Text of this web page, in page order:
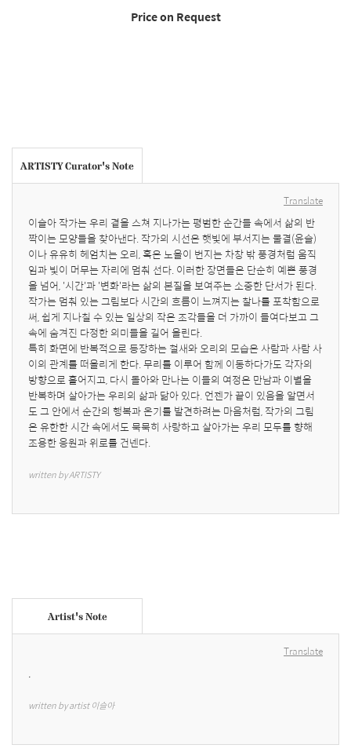
Price on Request
ARTISTY Curator's Note
Translate
이슬아 작가는 우리 곁을 스쳐 지나가는 평범한 순간들 속에서 삶의 반
짝이는 모양들을 찾아낸다. 작가의 시선은 햇빛에 부서지는 물결(윤슬)
이나 유유히 헤엄치는 오리, 혹은 노을이 번지는 차창 밖 풍경처럼 움직
임과 빛이 머무는 자리에 멈춰 선다. 이러한 장면들은 단순히 예쁜 풍경
을 넘어, '시간'과 '변화'라는 삶의 본질을 보여주는 소중한 단서가 된다.
작가는 멈춰 있는 그림보다 시간의 흐름이 느껴지는 찰나를 포착함으로
써, 쉽게 지나칠 수 있는 일상의 작은 조각들을 더 가까이 들여다보고 그
속에 숨겨진 다정한 의미들을 길어 올린다.
특히 화면에 반복적으로 등장하는 철새와 오리의 모습은 사람과 사람 사
이의 관계를 떠올리게 한다. 무리를 이루어 함께 이동하다가도 각자의
방향으로 흩어지고, 다시 돌아와 만나는 이들의 여정은 만남과 이별을
반복하며 살아가는 우리의 삶과 닮아 있다. 언젠가 끝이 있음을 알면서
도 그 안에서 순간의 행복과 온기를 발견하려는 마음처럼, 작가의 그림
은 유한한 시간 속에서도 묵묵히 사랑하고 살아가는 우리 모두를 향해
조용한 응원과 위로를 건넨다.
written by ARTISTY
Artist's Note
Translate
.
written by artist 이슬아